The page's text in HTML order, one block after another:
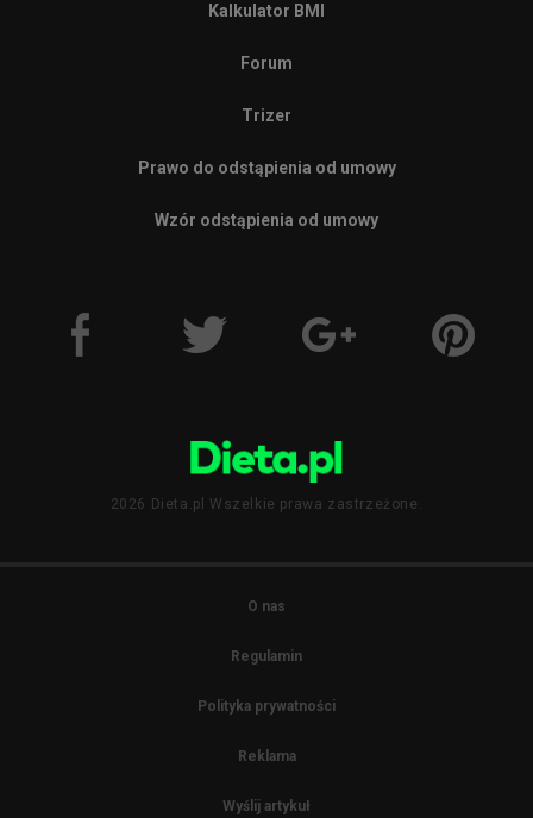
Kalkulator BMI
Forum
Trizer
Prawo do odstąpienia od umowy
Wzór odstąpienia od umowy
2026 Dieta.pl Wszelkie prawa zastrzeżone.
O nas
Regulamin
Polityka prywatności
Reklama
Wyślij artykuł